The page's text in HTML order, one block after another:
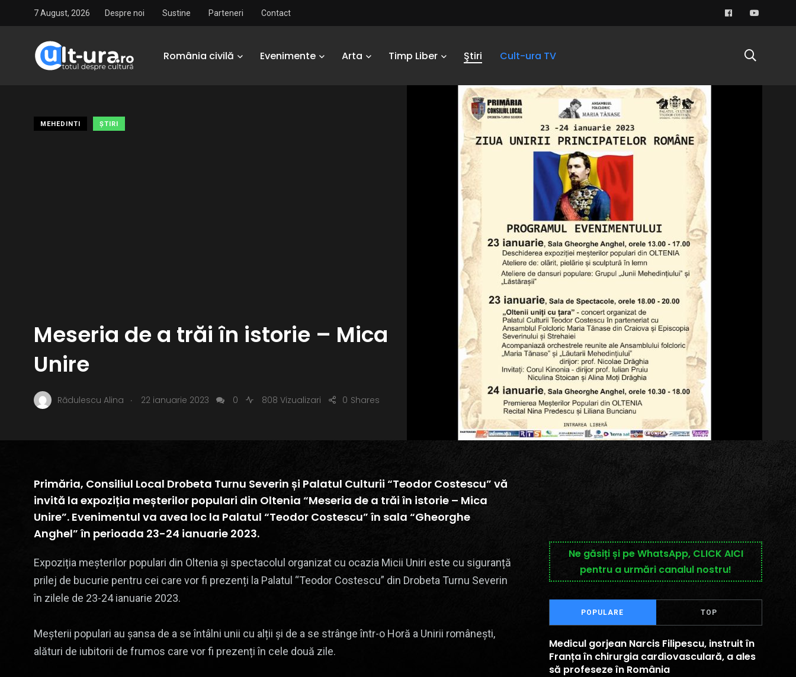
7 August, 2026 Despre noi Sustine Parteneri Contact
România civilă Evenimente Arta Timp Liber Ştiri Cult-ura TV
MEHEDINTI ŞTIRI
Meseria de a trăi în istorie – Mica
Unire
Rădulescu Alina . 22 ianuarie 2023 0 808 Vizualizari Shares
0
Primăria, Consiliul Local Drobeta Turnu Severin și Palatul Culturii “Teodor Costescu” vă
invită la expoziția meșterilor populari din Oltenia “Meseria de a trăi în istorie – Mica
Unire”. Evenimentul va avea loc la Palatul “Teodor Costescu” în sala “Gheorghe
Anghel” în perioada 23-24 ianuarie 2023.
Expoziția meșterilor populari din Oltenia și spectacolul organizat cu ocazia Micii Uniri este cu siguranță
prilej de bucurie pentru cei care vor fi prezenți la Palatul “Teodor Costescu” din Drobeta Turnu Severin
în zilele de 23-24 ianuarie 2023.
Meșterii populari au șansa de a se întâlni unii cu alții și de a se strânge într-o Horă a Unirii românești,
alături de iubitorii de frumos care vor fi prezenți în cele două zile.
Ne găsiți și pe WhatsApp, CLICK AICI
pentru a urmări canalul nostru!
POPULARE TOP
Medicul gorjean Narcis Filipescu, instruit în
Franța în chirurgia cardiovasculară, a ales
să profeseze în România